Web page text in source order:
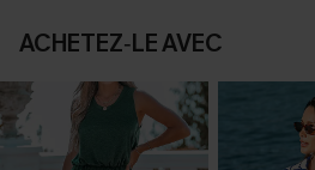
ACHETEZ‑LE AVEC